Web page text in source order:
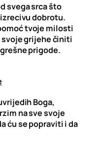
svega srca što
dobrotu.
tvoje milosti
svoje grijehe činiti
prigode.
Boga,
na sve svoje
ću se popraviti i da